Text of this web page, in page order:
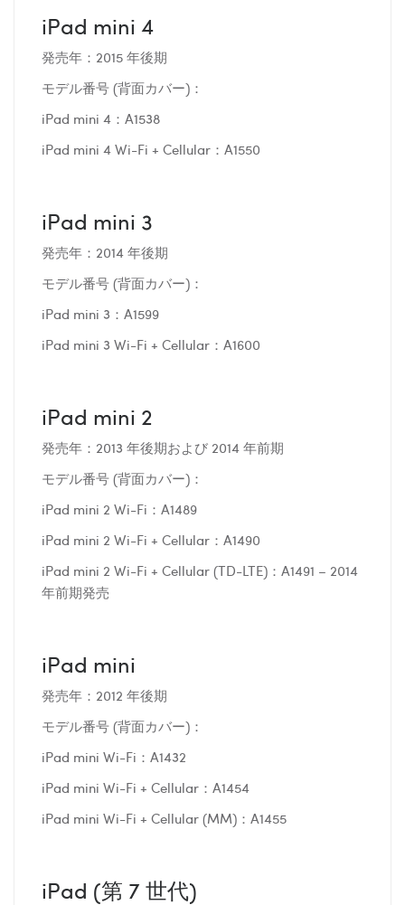
iPad mini 4
発売年：2015 年後期
モデル番号 (背面カバー)：
iPad mini 4：A1538
iPad mini 4 Wi-Fi + Cellular：A1550
iPad mini 3
発売年：2014 年後期
モデル番号 (背面カバー)：
iPad mini 3：A1599
iPad mini 3 Wi-Fi + Cellular：A1600
iPad mini 2
発売年：2013 年後期および 2014 年前期
モデル番号 (背面カバー)：
iPad mini 2 Wi-Fi：A1489
iPad mini 2 Wi-Fi + Cellular：A1490
iPad mini 2 Wi-Fi + Cellular (TD-LTE)：A1491 – 2014
年前期発売
iPad mini
発売年：2012 年後期
モデル番号 (背面カバー)：
iPad mini Wi-Fi：A1432
iPad mini Wi-Fi + Cellular：A1454
iPad mini Wi-Fi + Cellular (MM)：A1455
iPad (第 7 世代)